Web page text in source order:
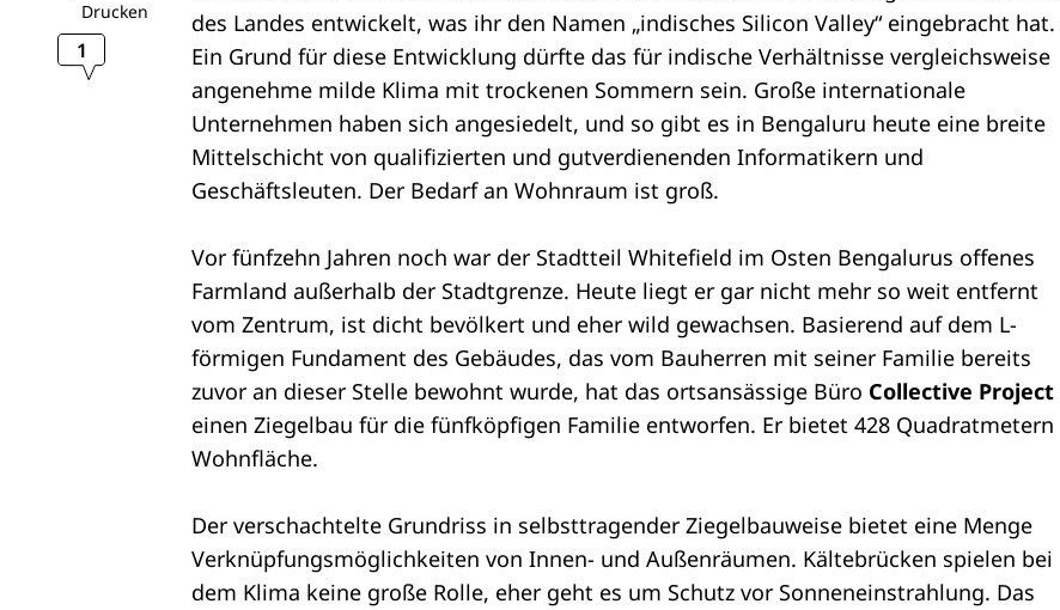
Drucken
1
des Landes entwickelt, was ihr den Namen „indisches Silicon Valley“ eingebracht hat.
Ein Grund für diese Entwicklung dürfte das für indische Verhältnisse vergleichsweise
angenehme milde Klima mit trockenen Sommern sein. Große internationale
Unternehmen haben sich angesiedelt, und so gibt es in Bengaluru heute eine breite
Mittelschicht von qualifizierten und gutverdienenden Informatikern und
Geschäftsleuten. Der Bedarf an Wohnraum ist groß.
Vor fünfzehn Jahren noch war der Stadtteil Whitefield im Osten Bengalurus offenes
Farmland außerhalb der Stadtgrenze. Heute liegt er gar nicht mehr so weit entfernt
vom Zentrum, ist dicht bevölkert und eher wild gewachsen. Basierend auf dem L-
förmigen Fundament des Gebäudes, das vom Bauherren mit seiner Familie bereits
zuvor an dieser Stelle bewohnt wurde, hat das ortsansässige Büro Collective Project
einen Ziegelbau für die fünfköpfigen Familie entworfen. Er bietet 428 Quadratmetern
Wohnfläche.
Der verschachtelte Grundriss in selbsttragender Ziegelbauweise bietet eine Menge
Verknüpfungsmöglichkeiten von Innen- und Außenräumen. Kältebrücken spielen bei
dem Klima keine große Rolle, eher geht es um Schutz vor Sonneneinstrahlung. Das